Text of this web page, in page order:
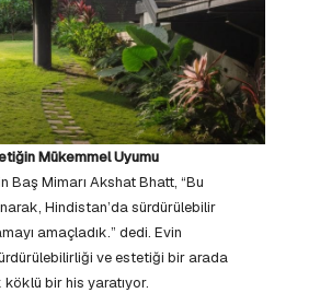
Mükemmel Uyumu
Baş Mimarı Akshat Bhatt, “Bu
Hindistan’da sürdürülebilir
amaçladık.” dedi. Evin
ve estetiği bir arada
bir his yaratıyor.